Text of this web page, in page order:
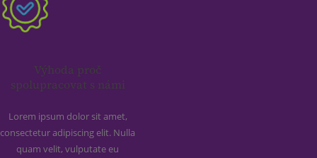
Výhoda proč
spolupracovat s námi
Lorem ipsum dolor sit amet,
consectetur adipiscing elit. Nulla
quam velit, vulputate eu